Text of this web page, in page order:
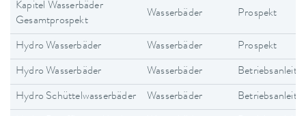
Kapitel Wasserbäder
Gesamtprospekt
Wasserbäder Prospekt
Hydro Wasserbäder Wasserbäder Prospekt
Hydro Wasserbäder Wasserbäder
Hydro Schüttelwasserbäder Wasserbäder